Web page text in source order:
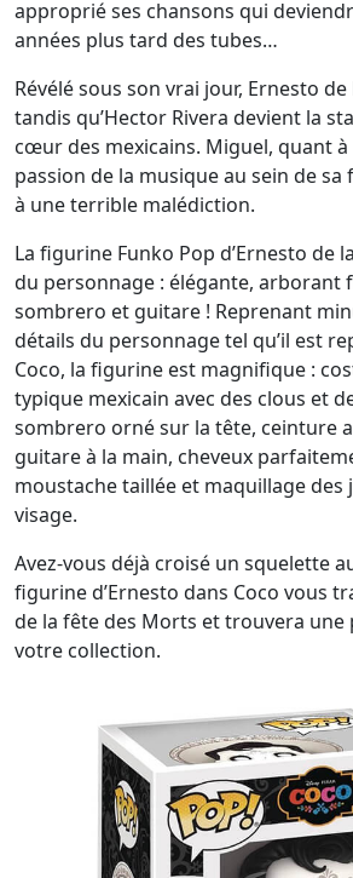
approprié ses chansons qui
années plus tard des tubes…
Révélé sous son vrai jour, Ernesto
tandis qu’Hector Rivera devient la
cœur des mexicains. Miguel, quant
passion de la musique au sein de
à une terrible malédiction.
La figurine Funko Pop d’Ernesto de
du personnage : élégante, arborant
sombrero et guitare ! Reprenant
détails du personnage tel qu’il est
Coco, la figurine est magnifique :
typique mexicain avec des clous et
sombrero orné sur la tête, ceinture
guitare à la main, cheveux
moustache taillée et maquillage des
visage.
Avez-vous déjà croisé un squelette
figurine d’Ernesto dans Coco vous
de la fête des Morts et trouvera une
votre collection.